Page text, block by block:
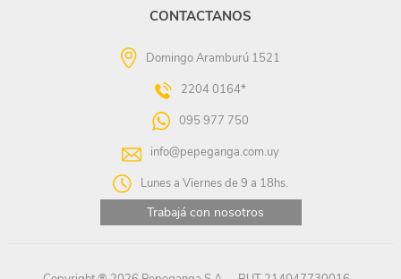
CONTACTANOS
Domingo Aramburú 1521
2204 0164*
095 977 750
info@pepeganga.com.uy
Lunes a Viernes de 9 a 18hs.
Trabajá con nosotros